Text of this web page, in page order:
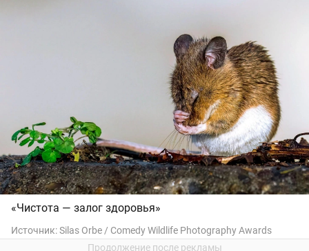
«Чистота — залог здоровья»
Источник:Silas Orbe / Comedy Wildlife Photography Awards